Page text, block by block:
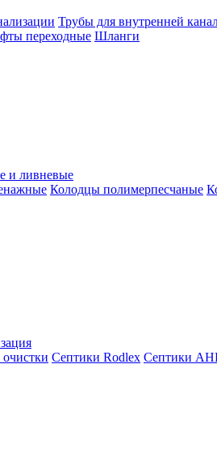
Трубы для внутренней
переходные Шланги
и ливневые
Колодцы полимерпесчаные
Септики Rodlex Септики